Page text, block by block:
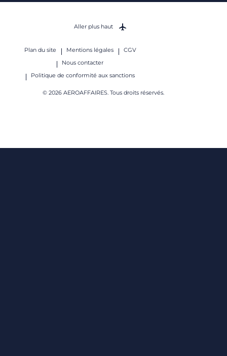
Plan du site Mentions légales
CGV
Nous contacter
Politique de conformité aux sanctions
© 2026 AEROAFFAIRES. Tous droits réservés.
Aller plus haut